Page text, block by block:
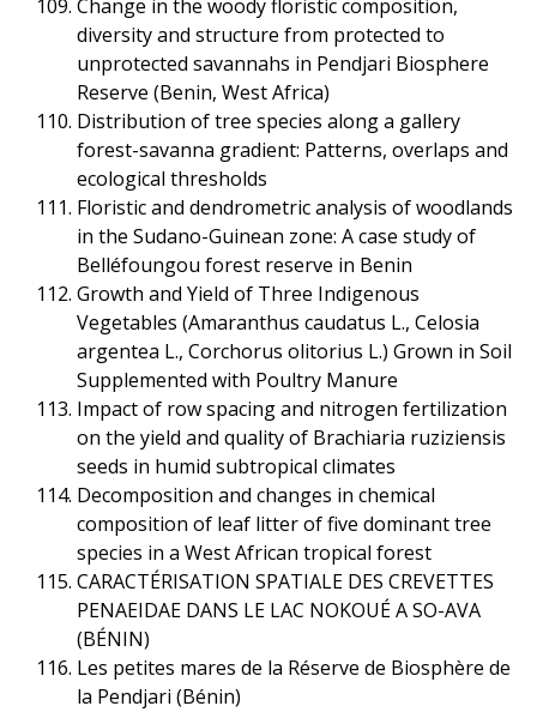
Change in the woody floristic composition,
diversity and structure from protected to
unprotected savannahs in Pendjari Biosphere
Reserve (Benin, West Africa)
Distribution of tree species along a gallery
forest-savanna gradient: Patterns, overlaps and
ecological thresholds
Floristic and dendrometric analysis of woodlands
in the Sudano-Guinean zone: A case study of
Belléfoungou forest reserve in Benin
Growth and Yield of Three Indigenous
Vegetables (Amaranthus caudatus L., Celosia
argentea L., Corchorus olitorius L.) Grown in Soil
Supplemented with Poultry Manure
Impact of row spacing and nitrogen fertilization
on the yield and quality of Brachiaria ruziziensis
seeds in humid subtropical climates
Decomposition and changes in chemical
composition of leaf litter of five dominant tree
species in a West African tropical forest
CARACTÉRISATION SPATIALE DES CREVETTES
PENAEIDAE DANS LE LAC NOKOUÉ A SO-AVA
(BÉNIN)
Les petites mares de la Réserve de Biosphère de
la Pendjari (Bénin)